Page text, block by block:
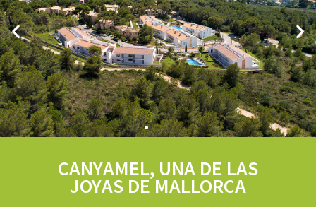
CANYAMEL, UNA DE LAS
JOYAS DE MALLORCA